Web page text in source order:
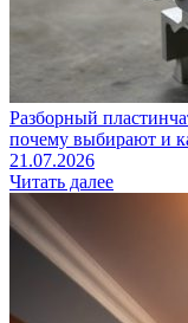
Разборный
почему выбирают и
21.07.2026
Читать далее